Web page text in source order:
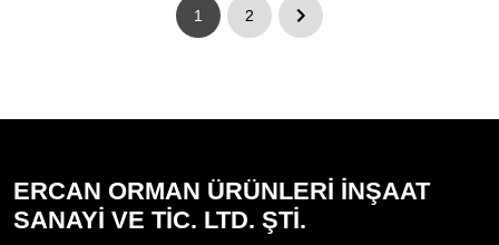
1 2
ERCAN ORMAN ÜRÜNLERİ İNŞAAT
SANAYİ VE TİC. LTD. ŞTİ.